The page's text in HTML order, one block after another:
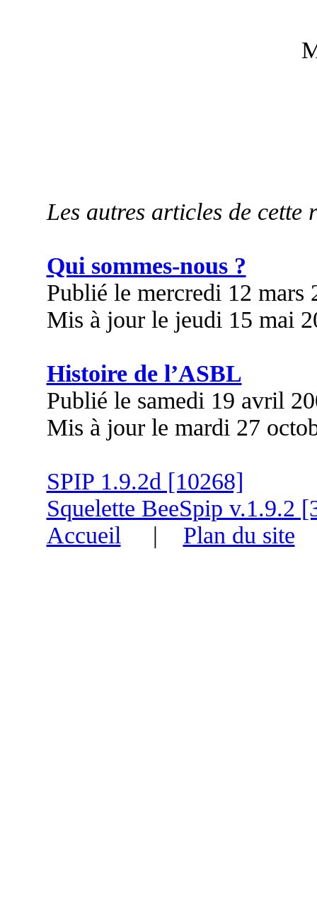
Les autres articles de cette
Qui sommes-nous ?
Publié le mercredi 12 mars
Mis à jour le jeudi 15 mai
Histoire de l’ASBL
Publié le samedi 19 avril
Mis à jour le mardi 27
SPIP 1.9.2d [10268]
Squelette BeeSpip v.1.9.2
Accueil | Plan du site